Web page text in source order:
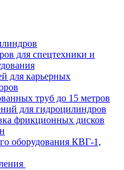
для спецтехники и
для карьерных
труб до 15 метров
для гидроцилиндров
фрикционных дисков
оборудования КВГ-1,